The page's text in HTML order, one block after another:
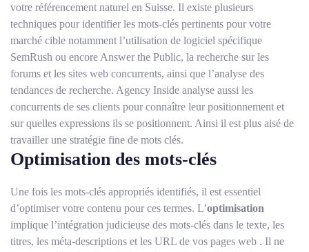
votre référencement naturel en Suisse. Il existe plusieurs
techniques pour identifier les mots-clés pertinents pour votre
marché cible notamment l’utilisation de logiciel spécifique
SemRush ou encore Answer the Public, la recherche sur les
forums et les sites web concurrents, ainsi que l’analyse des
tendances de recherche. Agency Inside analyse aussi les
concurrents de ses clients pour connaître leur positionnement et
sur quelles expressions ils se positionnent. Ainsi il est plus aisé de
travailler une stratégie fine de mots clés.
Optimisation des mots-clés
Une fois les mots-clés appropriés identifiés, il est essentiel
d’optimiser votre contenu pour ces termes. L’optimisation
implique l’intégration judicieuse des mots-clés dans le texte, les
titres, les méta-descriptions et les URL de vos pages web . Il ne